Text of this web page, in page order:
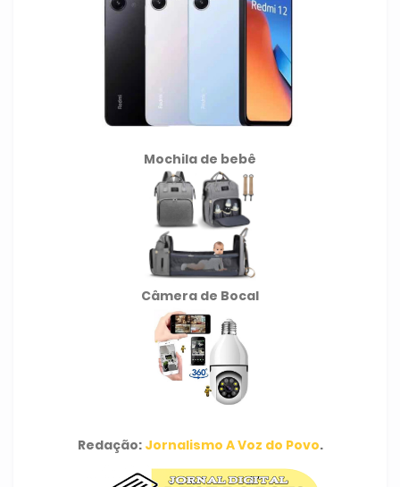
Mochila de bebê
Câmera de Bocal
Redação: Jornalismo A Voz do Povo.